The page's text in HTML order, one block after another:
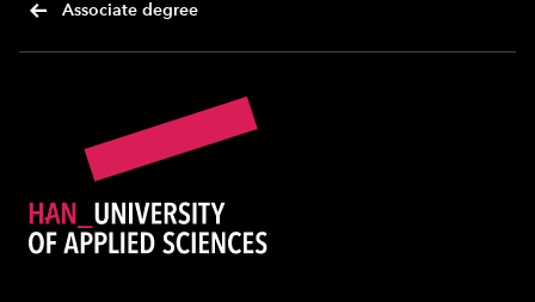
Associate degree